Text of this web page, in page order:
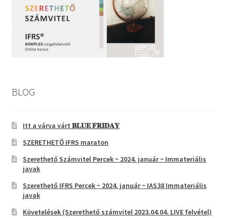
BLOG
Itt a várva várt 𝐁𝐋𝐔𝐄 𝐅𝐑𝐈𝐃𝐀𝐘
SZERETHETŐ IFRS maraton
Szerethető Számvitel Percek ~ 2024. január ~ Immateriális
javak
Szerethető IFRS Percek ~ 2024. január ~ IAS38 Immateriális
javak
Követelések (Szerethető számvitel 2023.04.04. LIVE felvétel)